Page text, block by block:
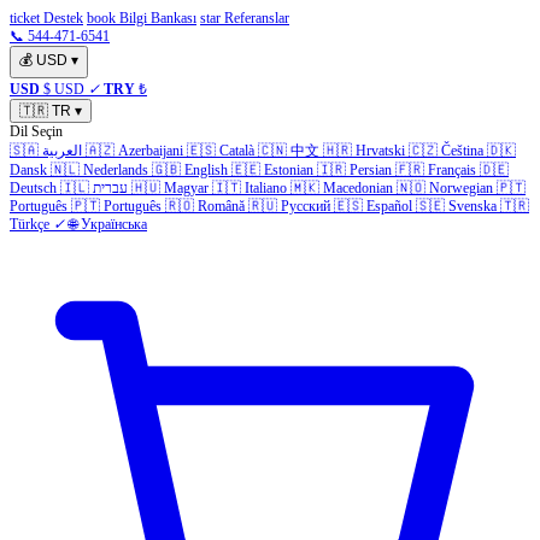
ticket Destek book Bilgi Bankası star Referanslar
📞 544-471-6541
💰 USD ▾
USD $ USD ✓ TRY ₺
🇹🇷 TR ▾
Dil Seçin
🇸🇦 العربية 🇦🇿 Azerbaijani 🇪🇸 Català 🇨🇳 中文 🇭🇷 Hrvatski 🇨🇿 Čeština 🇩🇰
Dansk 🇳🇱 Nederlands 🇬🇧 English 🇪🇪 Estonian 🇮🇷 Persian 🇫🇷 Français 🇩🇪
Deutsch 🇮🇱 עברית 🇭🇺 Magyar 🇮🇹 Italiano 🇲🇰 Macedonian 🇳🇴 Norwegian 🇵🇹
Português 🇵🇹 Português 🇷🇴 Română 🇷🇺 Русский 🇪🇸 Español 🇸🇪 Svenska 🇹🇷
Türkçe ✓ 🌐 Українська